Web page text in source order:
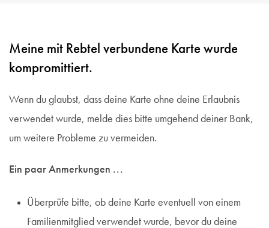
Meine mit Rebtel verbundene Karte wurde
kompromittiert.
Wenn du glaubst, dass deine Karte ohne deine Erlaubnis
verwendet wurde, melde dies bitte umgehend deiner Bank,
um weitere Probleme zu vermeiden.
Ein paar Anmerkungen ...
Überprüfe bitte, ob deine Karte eventuell von einem
Familienmitglied verwendet wurde, bevor du deine